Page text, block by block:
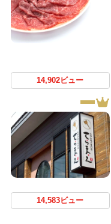
14,902ビュー
14,583ビュー